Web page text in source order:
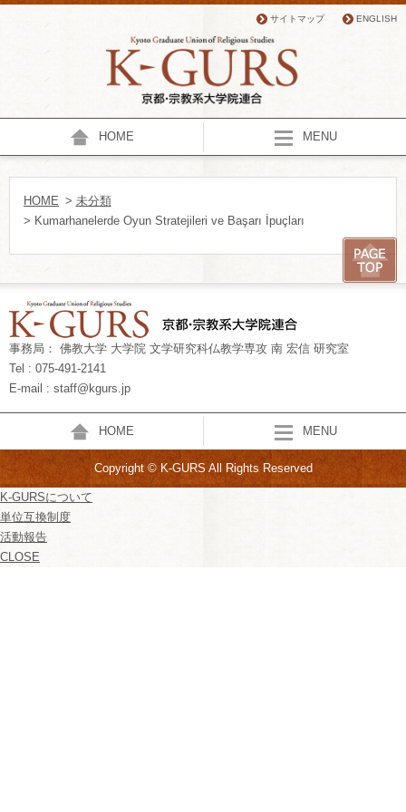
サイトマップ ENGLISH
HOME MENU
HOME > 未分類
> Kumarhanelerde Oyun Stratejileri ve Başarı İpuçları
事務局： 佛教大学 大学院 文学研究科仏教学専攻 南 宏信 研究室
Tel : 075-491-2141
E-mail : staff@kgurs.jp
HOME MENU
Copyright © K-GURS All Rights Reserved
K-GURSについて
単位互換制度
活動報告
CLOSE